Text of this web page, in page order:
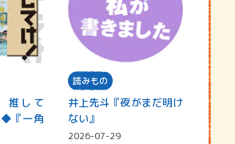
推して
『一角
読みもの
井上先斗『夜がまだ明け
ない』
2026-07-29